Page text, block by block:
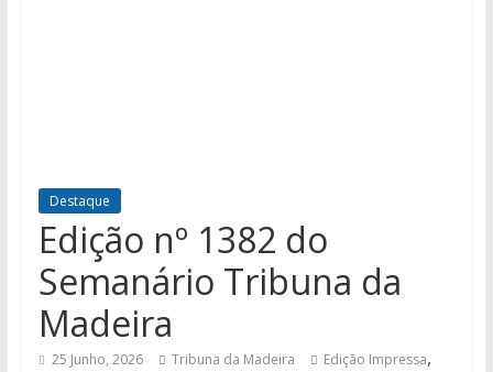
Destaque
Edição nº 1382 do
Semanário Tribuna da
Madeira
25 Junho, 2026 Tribuna da Madeira Edição Impressa,